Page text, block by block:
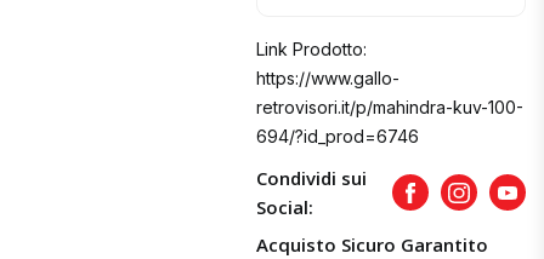
Link Prodotto:
https://www.gallo-
retrovisori.it/p/mahindra-kuv-100-
694/?id_prod=6746
Condividi sui
Social:
FacebookInstagram
Acquisto Sicuro Garantito